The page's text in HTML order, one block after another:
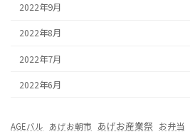
2022年9月
2022年8月
2022年7月
2022年6月
AGEバル あげお朝市 あげお産業祭 お弁当